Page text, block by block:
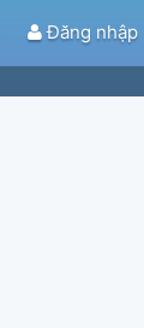
Đăng nhập